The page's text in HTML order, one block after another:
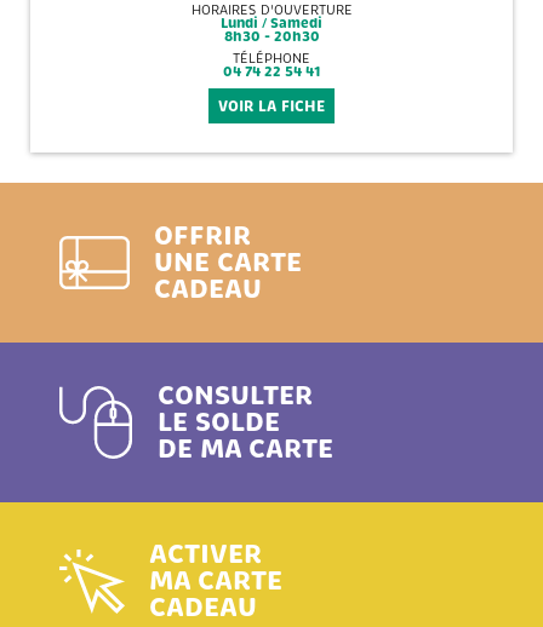
HORAIRES D'OUVERTURE
Lundi / Samedi
8h30 - 20h30
TÉLÉPHONE
04 74 22 54 41
VOIR LA FICHE
OFFRIR
UNE CARTE
CADEAU
CONSULTER
LE SOLDE
DE MA CARTE
ACTIVER
MA CARTE
CADEAU